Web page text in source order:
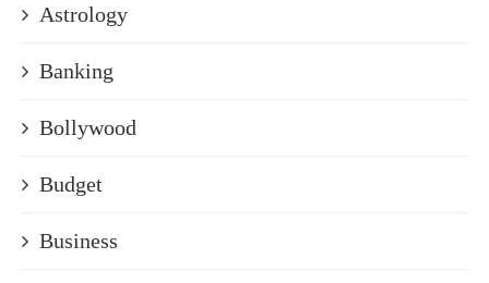
Astrology
Banking
Bollywood
Budget
Business